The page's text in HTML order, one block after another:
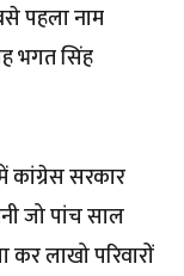
पहला नाम
भगत सिंह
कांग्रेस सरकार
जो पांच साल
लाखो परिवारों